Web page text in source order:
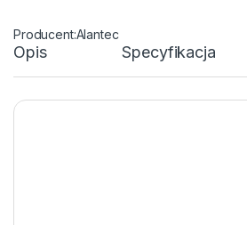
Alantec
Opis Specyfikacja